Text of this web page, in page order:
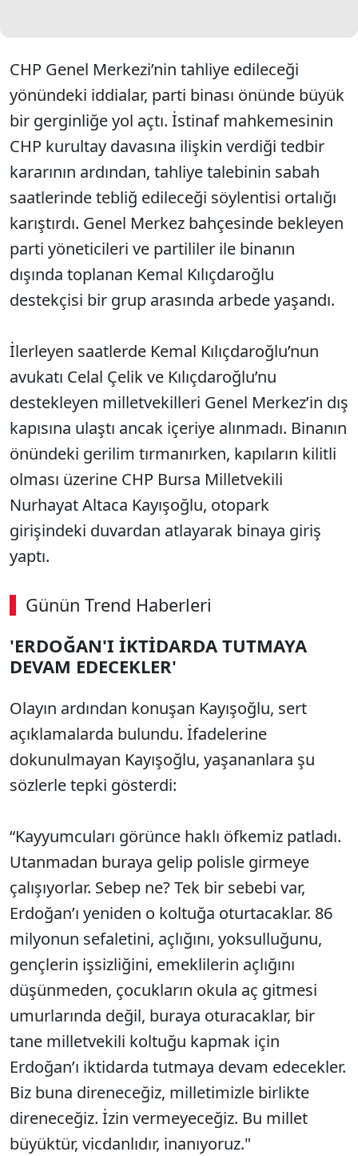
CHP Genel Merkezi’nin tahliye edileceği
yönündeki iddialar, parti binası önünde büyük
bir gerginliğe yol açtı. İstinaf mahkemesinin
CHP kurultay davasına ilişkin verdiği tedbir
kararının ardından, tahliye talebinin sabah
saatlerinde tebliğ edileceği söylentisi ortalığı
karıştırdı. Genel Merkez bahçesinde bekleyen
parti yöneticileri ve partililer ile binanın
dışında toplanan Kemal Kılıçdaroğlu
destekçisi bir grup arasında arbede yaşandı.
İlerleyen saatlerde Kemal Kılıçdaroğlu’nun
avukatı Celal Çelik ve Kılıçdaroğlu’nu
destekleyen milletvekilleri Genel Merkez’in dış
kapısına ulaştı ancak içeriye alınmadı. Binanın
önündeki gerilim tırmanırken, kapıların kilitli
olması üzerine CHP Bursa Milletvekili
Nurhayat Altaca Kayışoğlu, otopark
girişindeki duvardan atlayarak binaya giriş
yaptı.
Günün Trend Haberleri
'ERDOĞAN'I İKTİDARDA TUTMAYA
DEVAM EDECEKLER'
Olayın ardından konuşan Kayışoğlu, sert
açıklamalarda bulundu. İfadelerine
dokunulmayan Kayışoğlu, yaşananlara şu
sözlerle tepki gösterdi:
“Kayyumcuları görünce haklı öfkemiz patladı.
Utanmadan buraya gelip polisle girmeye
çalışıyorlar. Sebep ne? Tek bir sebebi var,
Erdoğan’ı yeniden o koltuğa oturtacaklar. 86
milyonun sefaletini, açlığını, yoksulluğunu,
gençlerin işsizliğini, emeklilerin açlığını
düşünmeden, çocukların okula aç gitmesi
umurlarında değil, buraya oturacaklar, bir
tane milletvekili koltuğu kapmak için
Erdoğan’ı iktidarda tutmaya devam edecekler.
Biz buna direneceğiz, milletimizle birlikte
direneceğiz. İzin vermeyeceğiz. Bu millet
büyüktür, vicdanlıdır, inanıyoruz."